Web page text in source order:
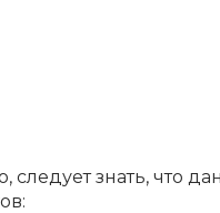
знать, что